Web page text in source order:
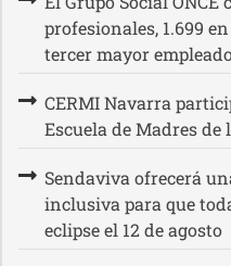
profesionales, 1.699
tercer mayor
CERMI Navarra
Escuela de Madres
Sendaviva ofrecerá
inclusiva para que
eclipse el 12 de agosto